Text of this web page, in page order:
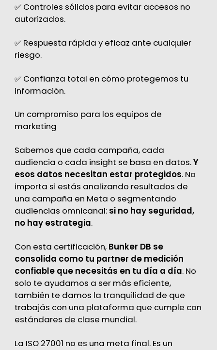
✅ Controles sólidos para evitar accesos no
autorizados.
✅ Respuesta rápida y eficaz ante cualquier
riesgo.
✅ Confianza total en cómo protegemos tu
información.
Un compromiso para los equipos de
marketing
Sabemos que cada campaña, cada
audiencia o cada insight se basa en datos.Y
esos datos necesitan estar protegidos. No
importa si estás analizando resultados de
una campaña en Meta o segmentando
audiencias omnicanal: si no hay seguridad,
no hay estrategia.
Con esta certificación, Bunker DB se
consolida como tu partner de medición
confiable que necesitás en tu día a día. No
solo te ayudamos a ser más eficiente,
también te damos la tranquilidad de que
trabajás con una plataforma que cumple con
estándares de clase mundial.
La ISO 27001 no es una meta final. Es un